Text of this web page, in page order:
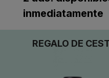
inmediatamente
REGALO DE